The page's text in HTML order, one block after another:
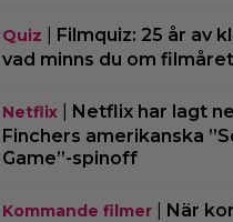
Quiz
Filmquiz: 25 år av
vad minns du om
Netflix| Netflix har lagt
Finchers amerikanska
Game”-spinoff
Kommande filmer| När